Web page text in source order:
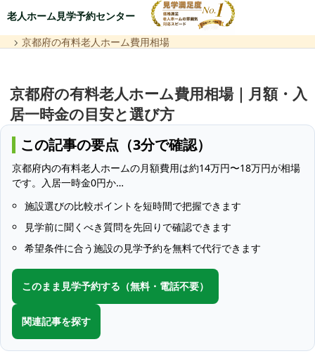
老人ホーム見学予約センター
京都府の有料老人ホーム費用相場
京都府の有料老人ホーム費用相場｜月額・入
居一時金の目安と選び方
この記事の要点（3分で確認）
京都府内の有料老人ホームの月額費用は約14万円〜18万円が相場
です。入居一時金0円か…
施設選びの比較ポイントを短時間で把握できます
見学前に聞くべき質問を先回りで確認できます
希望条件に合う施設の見学予約を無料で代行できます
このまま見学予約する（無料・電話不要）
関連記事を探す